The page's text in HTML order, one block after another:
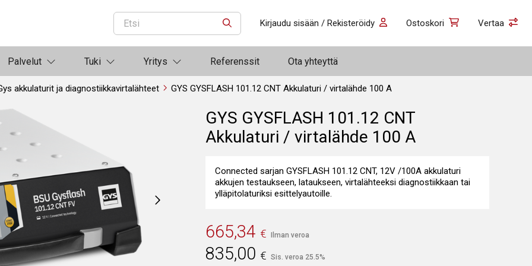
ETSI Kirjaudu sisään / Rekisteröidy Ostoskori Vertaa
Palvelut Tuki Yritys Referenssit Ota yhteyttä
akkulaturit ja diagnostiikkavirtalähteet GYS GYSFLASH 101.12 CNT Akkulaturi / virtalähde 100 A
GYS GYSFLASH 101.12 CNT
Akkulaturi / virtalähde 100 A
Connected sarjan GYSFLASH 101.12 CNT, 12V /100A akkulaturi
akkujen testaukseen, lataukseen, virtalähteeksi diagnostiikkaan tai
ylläpitolaturiksi esittelyautoille.
665,34 € Ilman veroa
835,00 € Sis. veroa 25.5%